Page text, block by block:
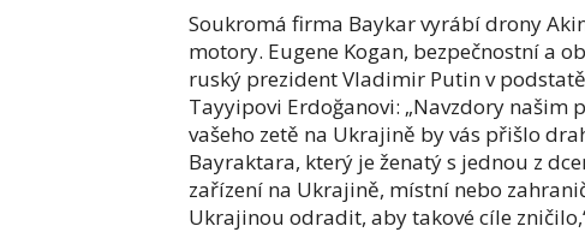
Soukromá firma Baykar vyrábí drony
motory. Eugene Kogan, bezpečnostní a
ruský prezident Vladimir Putin v
Tayyipovi Erdoğanovi: „Navzdory
vašeho zetě na Ukrajině by vás přišlo
Bayraktara, který je ženatý s jednou z
zařízení na Ukrajině, místní nebo
Ukrajinou odradit, aby takové cíle